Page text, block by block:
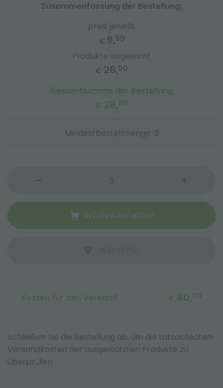
Zusammenfassung der Bestellung:
preis jeweils
€ 9,50
Produkte insgesamt
€ 28,50
Gesamtsumme der Bestellung
€ 28,50
Mindestbestellmenge: 3
IN DEN WARENKORB
Kosten für den Versand € 80,00
Schließen Sie die Bestellung ab, um die tatsächlichen
Versandkosten der ausgewählten Produkte zu
überprüfen.